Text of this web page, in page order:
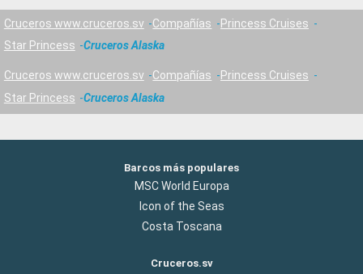
Cruceros www.cruceros.sv Compañías
Princess Cruises
Star Princess
Cruceros Alaska
Cruceros www.cruceros.sv Compañías
Princess Cruises
Star Princess
Cruceros Alaska
Barcos más populares
MSC World Europa
Icon of the Seas
Costa Toscana
Cruceros.sv